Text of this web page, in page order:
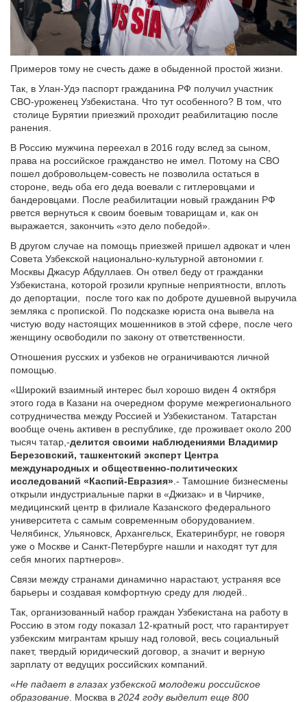
Примеров тому не счесть даже в обыденной простой жизни.
Так, в Улан-Удэ паспорт гражданина PФ получил участник
СВО-уроженец Узбекистана. Что тут особенного? В том, что
столице Бурятии приезжий проходит реабилитацию после
ранения.
В Россию мужчина переехал в 2016 году вслед за сыном,
права на российское гражданство не имел. Потому на СВО
пошел добровольцем-совесть не позволила остаться в
стороне, ведь оба его деда воевали с гитлеровцами и
бандеровцами. После реабилитации новый гражданин РФ
рвется вернуться к своим боевым товарищам и, как он
выражается, закончить «это дело победой».
В другом случае на помощь приезжей пришел адвокат и член
Совета Узбекской национально-культурной автономии г.
Москвы Джасур Абдуллаев. Он отвел беду от гражданки
Узбекистана, которой грозили крупные неприятности, вплоть
до депортации, после того как по доброте душевной выручила
земляка с пропиской. По подсказке юриста она вывела на
чистую воду настоящих мошенников в этой сфере, после чего
женщину освободили по закону от ответственности.
Отношения русских и узбеков не ограничиваются личной
помощью.
«Широкий взаимный интерес был хорошо виден 4 октября
этого года в Казани на очередном форуме межрегионального
сотрудничества между Россией и Узбекистаном. Татарстан
вообще очень активен в республике, где проживает около 200
тысяч татар,-делится своими наблюдениями Владимир
Березовский, ташкентский эксперт Центра
международных и общественно-политических
исследований «Каспий-Евразия» .- Тамошние бизнесмены
открыли индустриальные парки в «Джизак» и в Чирчике,
медицинский центр в филиале Казанского федерального
университета с самым современным оборудованием.
Челябинск, Ульяновск, Архангельск, Екатеринбург, не говоря
уже о Москве и Санкт-Петербурге нашли и находят тут для
себя многих партнеров».
Связи между странами динамично нарастают, устраняя все
барьеры и создавая комфортную среду для людей..
Так, организованный набор граждан Узбекистана на работу в
Россию в этом году показал 12-кратный рост, что гарантирует
узбекским мигрантам крышу над головой, весь социальный
пакет, твердый юридический договор, а значит и верную
зарплату от ведущих российских компаний.
«Не падает в глазах узбекской молодежи российское
образование . Москва в 2024 году выделит еще 800